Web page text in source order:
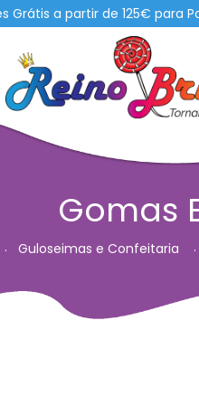
a partir de 125€ para
Gomas
Guloseimas e Confeitaria